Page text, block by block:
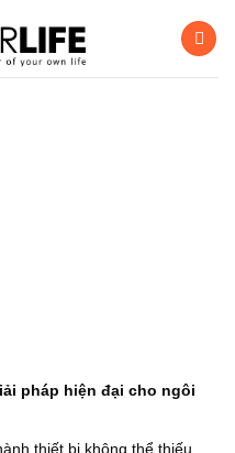
pháp hiện đại cho ngôi
thiết bị không thể thiếu